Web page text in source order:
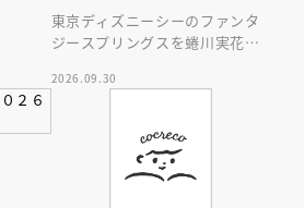
東京ディズニーシーのファンタ
ジースプリングスを蜷川実花が
2026.09.30